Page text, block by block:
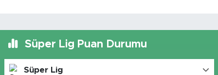
Süper Lig Puan Durumu
Süper Lig